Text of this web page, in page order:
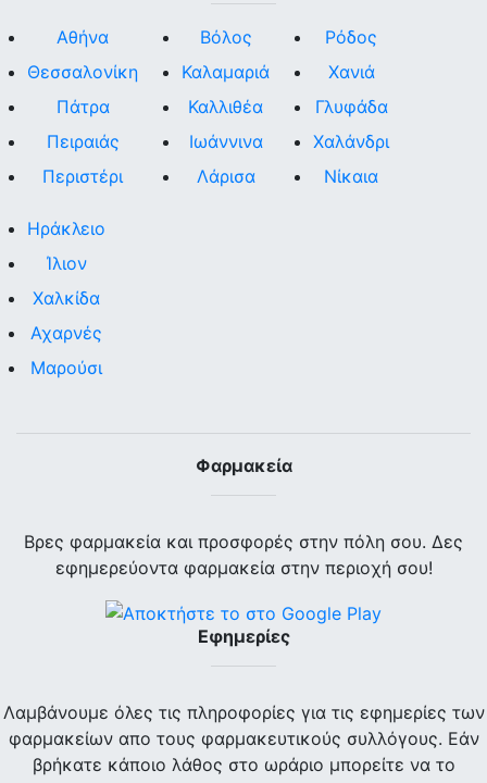
Αθήνα
Θεσσαλονίκη
Πάτρα
Πειραιάς
Περιστέρι
Βόλος
Καλαμαριά
Καλλιθέα
Ιωάννινα
Λάρισα
Ρόδος
Χανιά
Γλυφάδα
Χαλάνδρι
Νίκαια
Ηράκλειο
Ίλιον
Χαλκίδα
Αχαρνές
Μαρούσι
Φαρμακεία
Βρες φαρμακεία και προσφορές στην πόλη σου. Δες
εφημερεύοντα φαρμακεία στην περιοχή σου!
Εφημερίες
Λαμβάνουμε όλες τις πληροφορίες για τις εφημερίες των
φαρμακείων απο τους φαρμακευτικούς συλλόγους. Εάν
βρήκατε κάποιο λάθος στο ωράριο μπορείτε να το